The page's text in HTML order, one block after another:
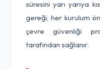
süresini yarı yarıya
gereği, her kurulum
çevre güvenliği
tarafından sağlanır.